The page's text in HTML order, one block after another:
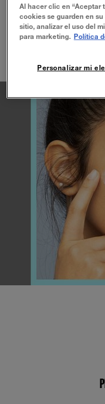
que el
bastantes
Fórmulas sólidas y
tubo. ¿Cuál es
Al hacer clic en “Aceptar
cookies se guarden en
sitio, analizar el uso del
para marketing. Política
Personalizar mi